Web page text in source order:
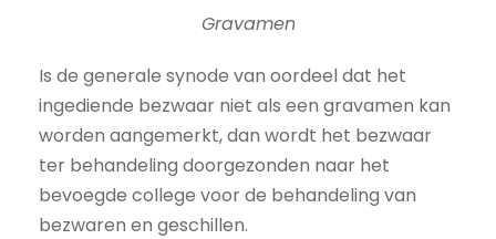
Gravamen
Is de generale synode van oordeel dat het
ingediende bezwaar niet als een gravamen kan
worden aangemerkt, dan wordt het bezwaar
ter behandeling doorgezonden naar het
bevoegde college voor de behandeling van
bezwaren en geschillen.